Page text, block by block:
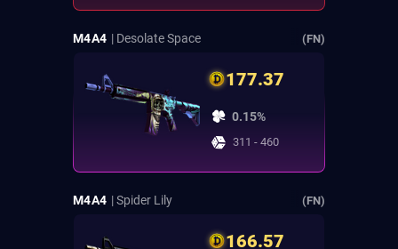
M4A4 | Desolate Space (FN)
177.37
0.15%
311 - 460
M4A4 | Spider Lily (FN)
166.57